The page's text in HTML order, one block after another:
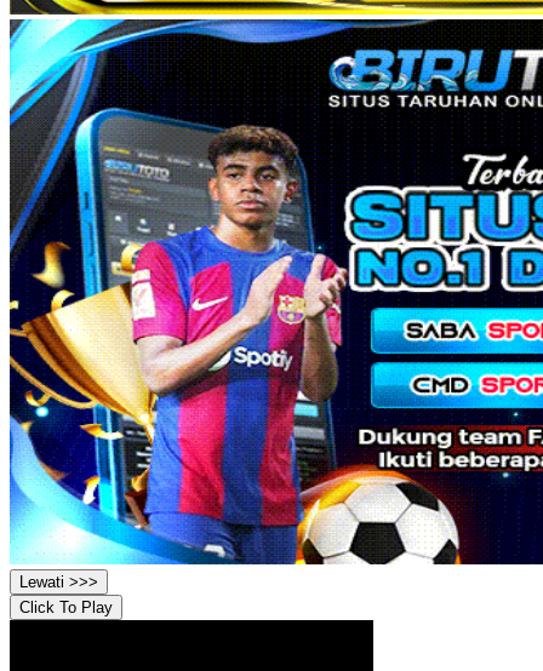
Lewati >>>
Click To Play